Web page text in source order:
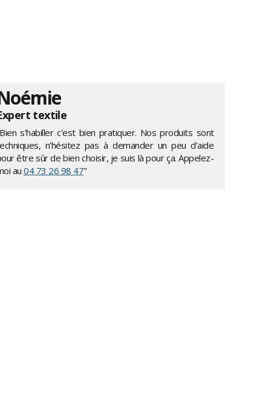
textile
s’habiller c’est bien pratiquer. Nos produits sont
n’hésitez pas à demander un peu d’aide
être sûr de bien choisir, je suis là pour ça. Appelez-
au04 73 26 98 47"